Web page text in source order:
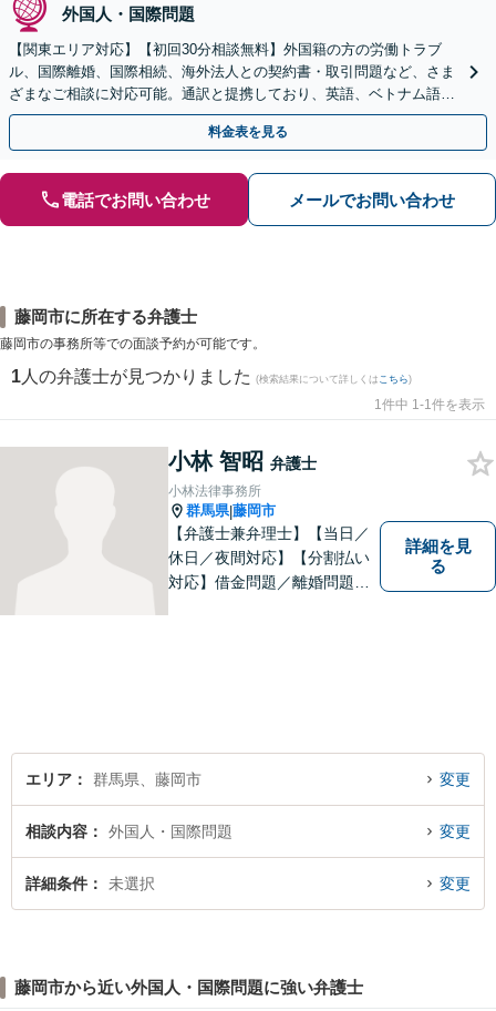
外国人・国際問題
【関東エリア対応】【初回30分相談無料】外国籍の方の労働トラブ
ル、国際離婚、国際相続、海外法人との契約書・取引問題など、さま
ざまなご相談に対応可能。通訳と提携しており、英語、ベトナム語、
中国語、タイ語等対応可能です（通訳料別途）。
料金表を見る
電話でお問い合わせ メールでお問い合わせ
藤岡市に所在する弁護士
藤岡市の事務所等での面談予約が可能です。
1 人の弁護士が見つかりました (検索結果について詳しくは こちら)
1件中 1-1件を表示
小林 智昭 弁護士
小林法律事務所
群馬県|藤岡市
【弁護士兼弁理士】【当日／
休日／夜間対応】【分割払い
対応】借金問題／離婚問題／
談ください。
詳細を見
る
エリア 群馬県、藤岡市 変更
相談内容 外国人・国際問題 変更
詳細条件 未選択 変更
藤岡市から近い外国人・国際問題に強い弁護士